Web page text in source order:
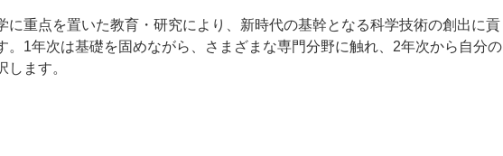
に重点を置いた教育・研究により、新時代の基幹となる科学技術の創出に貢
。1年次は基礎を固めながら、さまざまな専門分野に触れ、2年次から自分の
ます。